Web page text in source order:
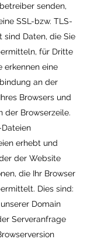
senden,
SSL-bzw. TLS-
sind Daten, die Sie
für Dritte
erkennen eine
an der
Browsers und
der Browserzeile.
erhebt und
der Website
die Ihr Browser
Dies sind:
Domain
Serveranfrage